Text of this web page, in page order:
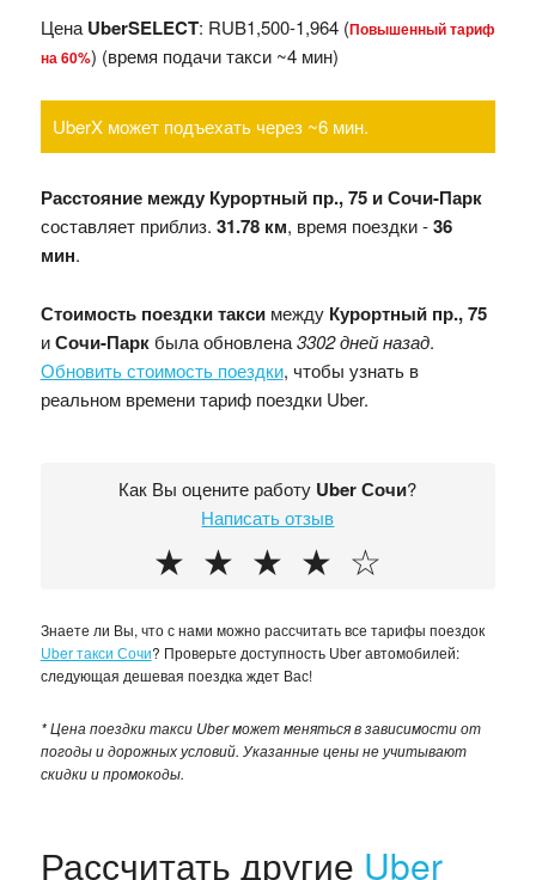
Цена UberSELECT: RUB1,500-1,964 (Повышенный тариф
на 60%) (время подачи такси ~4 мин)
UberX может подъехать через ~6 мин.
Расстояние между Курортный пр., 75 и Сочи-Парк
составляет приблиз. 31.78 км, время поездки -36
мин.
Стоимость поездки таксимежду Курортный пр., 75
иСочи-Паркбыла обновлена3302 дней назад.
Обновить стоимость поездки, чтобы узнать в
реальном времени тариф поездки Uber.
Как Вы оцените работу Uber Сочи?
Написать отзыв
☆
★
★
★
★
Знаете ли Вы, что с нами можно рассчитать все тарифы поездок
Uber такси Сочи? Проверьте доступность Uber автомобилей:
следующая дешевая поездка ждет Вас!
* Цена поездки такси Uber может меняться в зависимости от
погоды и дорожных условий. Указанные цены не учитывают
скидки и промокоды.
Рассчитать другие Uber